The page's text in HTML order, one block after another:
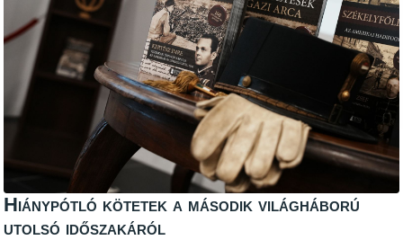
Hiánypótló kötetek a második világháború
utolsó időszakáról